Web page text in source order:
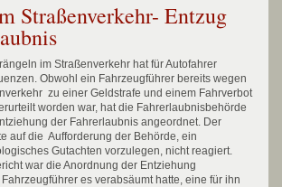
Straßenverkehr- Entzug
im Straßenverkehr hat für Autofahrer
Obwohl ein Fahrzeugführer bereits wegen
zu einer Geldstrafe und einem Fahrverbot
worden war, hat die Fahrerlaubnisbehörde
der Fahrerlaubnis angeordnet. Der
auf die Aufforderung der Behörde, ein
Gutachten vorzulegen, nicht reagiert.
war die Anordnung der Entziehung
es verabsäumt hatte, eine für ihn